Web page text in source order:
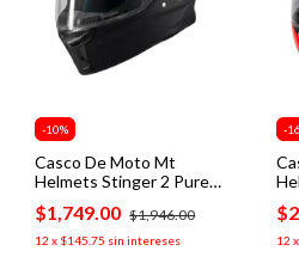
-10%
Casco De Moto Mt
Helmets Stinger 2 Pure
A1 Mate
$1,749.00 $1,946.00
12 x $145.75 sin intereses
-
12